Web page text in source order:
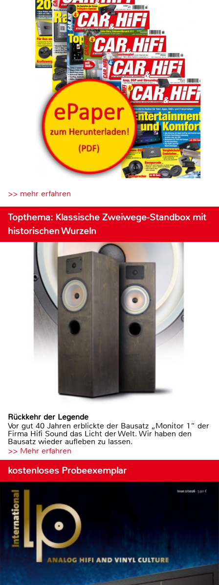
>> mehr erfahren
Topthema: Klassische Zweiwege-Standbox mit
historischen Wurzeln
Rückkehr der Legende
Vor gut 40 Jahren erblickte der Bausatz „Monitor 1“ der
Firma Hifi Sound das Licht der Welt. Wir haben den
Bausatz wieder aufleben zu lassen.
>> Mehr erfahren
kostenloses Probeexemplar